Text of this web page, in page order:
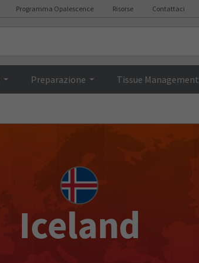
Programma Opalescence Risorse Contattaci
Preparazione Tissue Management
Iceland